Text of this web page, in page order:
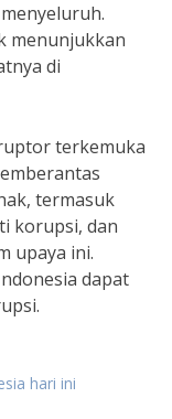
menunjukkan
di
terkemuka
termasuk
korupsi, dan
upaya ini.
dapat
hari ini